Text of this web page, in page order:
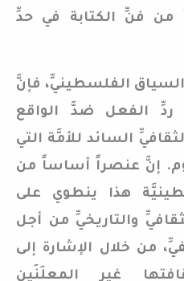
من فنِّ الكتابة في حدِّ
نجاد[14]، في السياق الفلسطينيِّ، فإنَّ
ردِّ الفعل ضدَّ الواقع
السائد للأمَّة التي
إنَّ عنصراً أساساً من
هذا ينطوي على
والتاريخيِّ من أجل
من خلال الإشارة إلى
غير المعلَنَين